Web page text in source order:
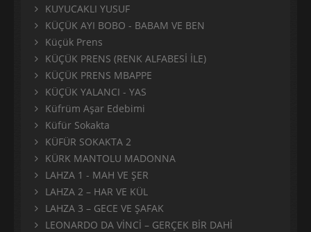
KUYUCAKLI YUSUF
KÜÇÜK AYI BOBO - BABAM VE BEN
Küçük Prens
KÜÇÜK PRENS (RENK ALFABESİ İLE)
KÜÇÜK PRENS MBAPPE
KÜÇÜK YALANCI - YAS
Küfrüm Aşar Edebimi
Küfür Sokakta
KÜFÜR SOKAKTA 2
KÜRK MANTOLU MADONNA
LAHZA 1 - MAH VE ŞER
LAHZA 2 – HAR VE KÜL
LAHZA 3 – GECE VE ŞAFAK
LEONARDO DA VİNCİ – GERÇEK BİR DAHİ